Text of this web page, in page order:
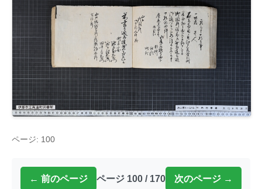
ページ: 100
← 前のページ ページ 100 / 170 次のページ →